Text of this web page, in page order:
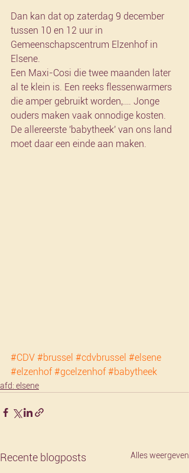
Dan kan dat op zaterdag 9 december
tussen 10 en 12 uur in
Gemeenschapscentrum Elzenhof in
Elsene.
Een Maxi-Cosi die twee maanden later
al te klein is. Een reeks flessenwarmers
die amper gebruikt worden,…. Jonge
ouders maken vaak onnodige kosten.
De allereerste 'babytheek' van ons land
moet daar een einde aan maken.
#CDV #brussel #cdvbrussel #elsene
#elzenhof #gcelzenhof #babytheek
afd: elsene
Recente blogposts Alles weergeven